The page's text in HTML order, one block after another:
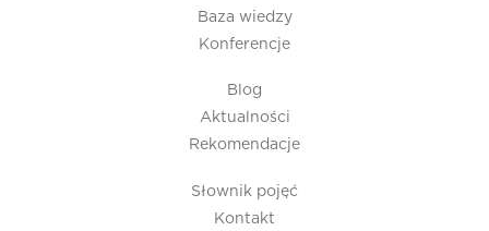
Baza wiedzy
Konferencje
Blog
Aktualności
Rekomendacje
Słownik pojęć
Kontakt